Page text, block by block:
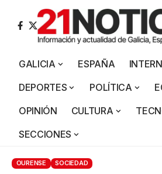
GALICIA ESPAÑA
DEPORTES
POLÍTICA
OPINIÓN
CULTURA
SECCIONES
OURENSE SOCIEDAD